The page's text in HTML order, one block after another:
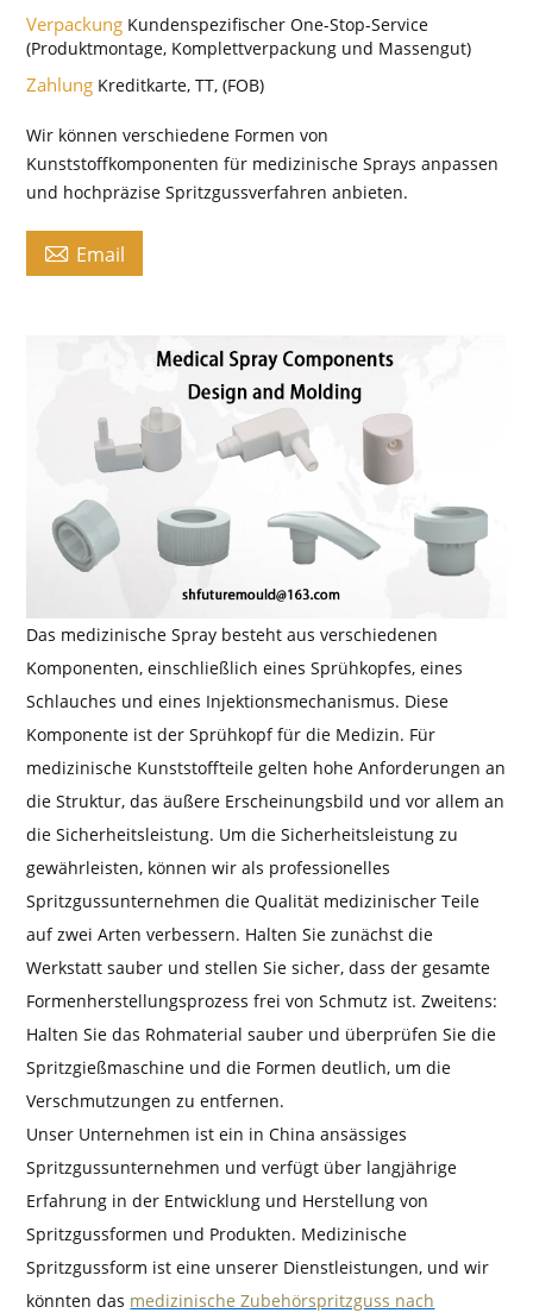
Verpackung Kundenspezifischer One-Stop-Service
(Produktmontage, Komplettverpackung und Massengut)
Zahlung Kreditkarte, TT, (FOB)
Wir können verschiedene Formen von
Kunststoffkomponenten für medizinische Sprays anpassen
und hochpräzise Spritzgussverfahren anbieten.
 Email
Das medizinische Spray besteht aus verschiedenen
Komponenten, einschließlich eines Sprühkopfes, eines
Schlauches und eines Injektionsmechanismus. Diese
Komponente ist der Sprühkopf für die Medizin. Für
medizinische Kunststoffteile gelten hohe Anforderungen an
die Struktur, das äußere Erscheinungsbild und vor allem an
die Sicherheitsleistung. Um die Sicherheitsleistung zu
gewährleisten, können wir als professionelles
Spritzgussunternehmen die Qualität medizinischer Teile
auf zwei Arten verbessern. Halten Sie zunächst die
Werkstatt sauber und stellen Sie sicher, dass der gesamte
Formenherstellungsprozess frei von Schmutz ist. Zweitens:
Halten Sie das Rohmaterial sauber und überprüfen Sie die
Spritzgießmaschine und die Formen deutlich, um die
Verschmutzungen zu entfernen.
Unser Unternehmen ist ein in China ansässiges
Spritzgussunternehmen und verfügt über langjährige
Erfahrung in der Entwicklung und Herstellung von
Spritzgussformen und Produkten. Medizinische
Spritzgussform ist eine unserer Dienstleistungen, und wir
könnten das medizinische Zubehörspritzguss nach